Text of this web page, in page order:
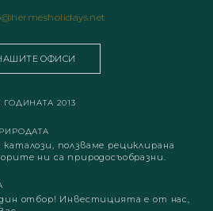
ОФИСИ
2013
ползваме рециклирана
ни са природосъобразни.
отбор! Инвестицията е от нас,